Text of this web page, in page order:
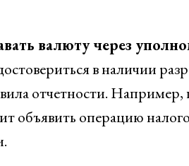
валюту через
в наличии
отчетности.
объявить операцию